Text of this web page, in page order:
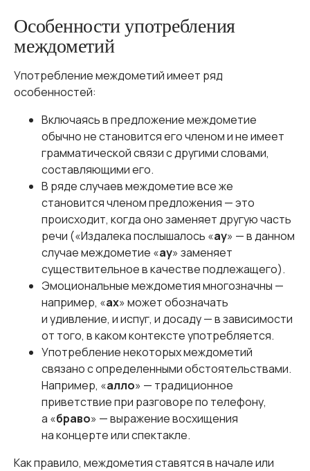
Особенности употребления
междометий
Употребление междометий имеет ряд
особенностей:
Включаясь в предложение междометие
обычно не становится его членом и не имеет
грамматической связи с другими словами,
составляющими его.
В ряде случаев междометие все же
становится членом предложения — это
происходит, когда оно заменяет другую часть
речи («Издалека послышалось «ау» — в данном
случае междометие «ау» заменяет
существительное в качестве подлежащего).
Эмоциональные междометия многозначны —
например, «ах» может обозначать
и удивление, и испуг, и досаду — в зависимости
от того, в каком контексте употребляется.
Употребление некоторых междометий
связано с определенными обстоятельствами.
Например, «алло» — традиционное
приветствие при разговоре по телефону,
а «браво» — выражение восхищения
на концерте или спектакле.
Как правило, междометия ставятся в начале или